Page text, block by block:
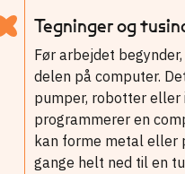
Tegninger og
Før arbejdet
delen på computer.
pumper, robotter eller
programmerer en
kan forme metal eller
gange helt ned til en